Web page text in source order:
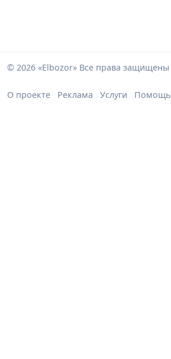
© 2026 «Elbozor» Все права защищены
О проекте Реклама Услуги Помощь